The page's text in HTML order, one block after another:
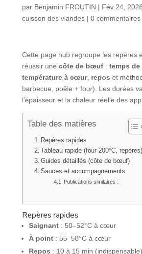
par Benjamin FROUTIN | Fév 24, 2026
cuisson des viandes| 0 commentaires
Cette page hub regroupe les repères
réussir une côte de bœuf: temps
température à cœur, repos et
barbecue, poêle + four). Les durées
l’épaisseur et la chaleur réelle des
Table des matières
Repères rapides
Tableau rapide (four 200°C, repères)
Guides détaillés (côte de bœuf)
Sauces et accompagnements
Publications similaires :
Repères rapides
Saignant: 50–52°C à cœur
À point: 55–58°C à cœur
Repos : 10 à 15 min (indispensable)